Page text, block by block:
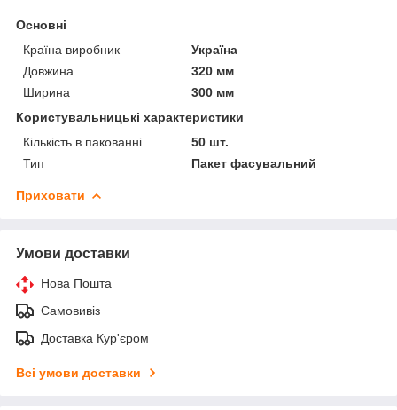
Основні
Країна виробник
Україна
Довжина
320 мм
Ширина
300 мм
Користувальницькі характеристики
Кількість в пакованні
50 шт.
Тип
Пакет фасувальний
Приховати
Умови доставки
Нова Пошта
Самовивіз
Доставка Кур'єром
Всі умови доставки